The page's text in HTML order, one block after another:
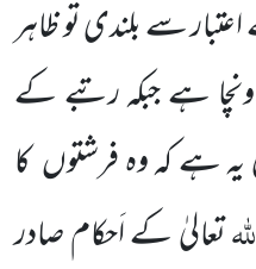
سے بلندی تو ظاہر
ہے جبکہ رتبے کے
ہے کہ وہ فرشتوںکا
تعالیٰ کے اَحکام صادر